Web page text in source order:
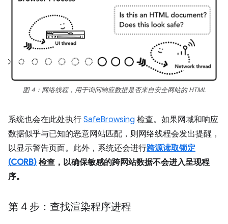
图 4：网络线程，用于询问响应数据是否来自安全网站的 HTML
系统也会在此处执行 SafeBrowsing 检查。如果网域和响应
数据似乎与已知的恶意网站匹配，则网络线程会发出提醒，
以显示警告页面。此外，系统还会进行跨源读取锁定
(CORB) 检查，以确保敏感的跨网站数据不会进入呈现程
序。
第 4 步：查找渲染程序进程